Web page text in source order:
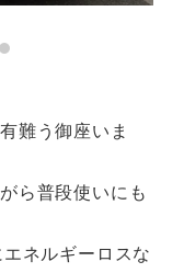
難う御座いま
ら普段使いにも
ネルギーロスな